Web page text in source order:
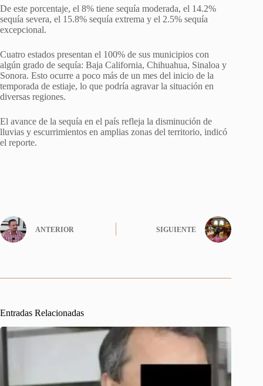
De este porcentaje, el 8% tiene sequía moderada, el 14.2%
sequía severa, el 15.8% sequía extrema y el 2.5% sequía
excepcional.
Cuatro estados presentan el 100% de sus municipios con
algún grado de sequía: Baja California, Chihuahua, Sinaloa y
Sonora. Esto ocurre a poco más de un mes del inicio de la
temporada de estiaje, lo que podría agravar la situación en
diversas regiones.
El avance de la sequía en el país refleja la disminución de
lluvias y escurrimientos en amplias zonas del territorio, indicó
el reporte.
ANTERIOR SIGUIENTE
Entradas Relacionadas